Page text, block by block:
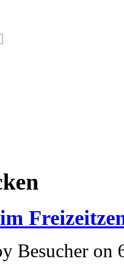
Besucher on